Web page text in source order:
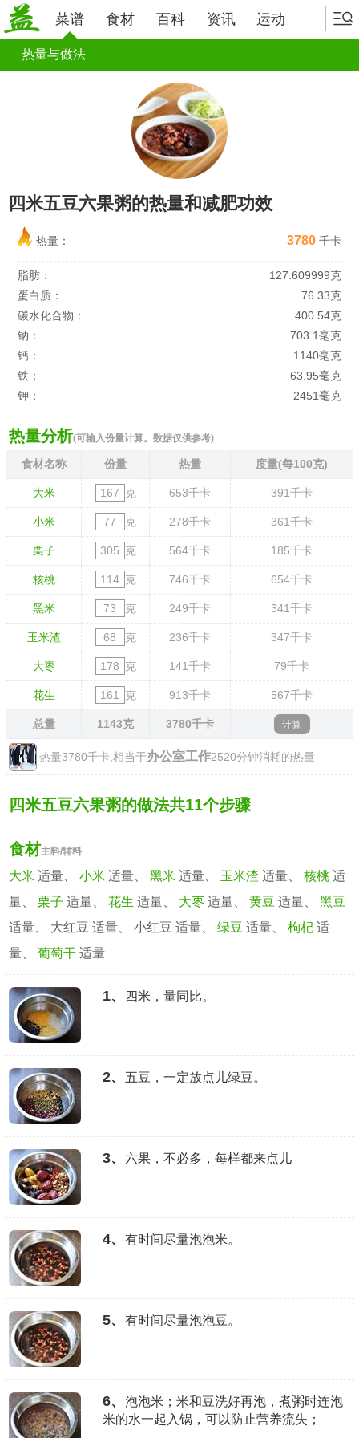
菜谱 食材 百科 资讯 运动
热量与做法
四米五豆六果粥的热量和减肥功效
热量： 3780 千卡
脂肪：
127.609999克
蛋白质：
76.33克
碳水化合物：
400.54克
钠：
703.1毫克
钙：
1140毫克
铁：
63.95毫克
钾：
2451毫克
热量分析(可输入份量计算。数据仅供参考)
食材名称 份量 热量 度量(每100克)
大米 克 653千卡 391千卡
小米 克 278千卡 361千卡
栗子 克 564千卡 185千卡
核桃 克 746千卡 654千卡
黑米 克 249千卡 341千卡
玉米渣 克 236千卡 347千卡
大枣 克 141千卡 79千卡
花生 克 913千卡 567千卡
总量 1143克 3780千卡
热量3780千卡,相当于办公室工作2520分钟消耗的热量
四米五豆六果粥的做法共11个步骤
食材主料/辅料
大米 适量、小米 适量、黑米 适量、 玉米渣 适量、核桃 适
量、栗子 适量、花生 适量、 大枣 适量、黄豆 适量、黑豆
适量、 大红豆 适量、 小红豆 适量、绿豆 适量、枸杞 适
量、葡萄干 适量
1、 四米，量同比。
2、 五豆，一定放点儿绿豆。
3、 六果，不必多，每样都来点儿
4、 有时间尽量泡泡米。
5、 有时间尽量泡泡豆。
6、
泡泡米；米和豆洗好再泡，煮粥时连泡
米的水一起入锅，可以防止营养流失；